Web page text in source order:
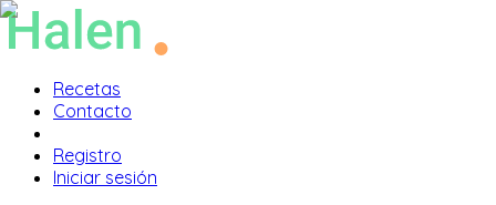
Recetas
Contacto
Registro
Iniciar sesión